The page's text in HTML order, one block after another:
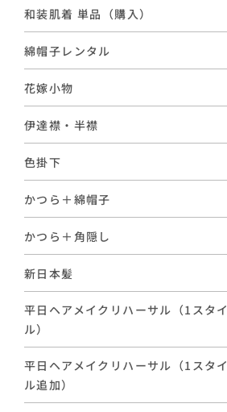
和装肌着 単品（購入）
綿帽子レンタル
花嫁小物
伊達襟・半襟
色掛下
かつら＋綿帽子
かつら＋角隠し
新日本髪
平日ヘアメイクリハーサル（1スタイ
ル）
平日ヘアメイクリハーサル（1スタイ
ル追加）